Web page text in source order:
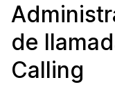
de
Calling